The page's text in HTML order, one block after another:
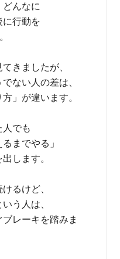
どんなに
行動を
きましたが、
ない人の差は、
」が違います。
でも
までやる」
します。
るけど、
う人は、
レーキを踏みま